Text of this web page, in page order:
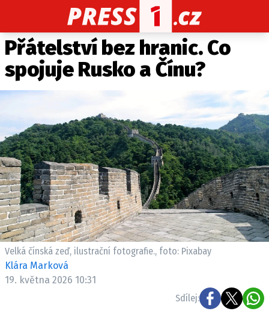
CELEBRITY NOVINKY SPORT POČASÍ
Máte příběh, fotku nebo video?
O NÁS
O REDAKCI
KONTAKT
VYDAVATEL
Přátelství bez hranic. Co
spojuje Rusko a Čínu?
Velká čínská zeď, ilustrační fotografie., foto: Pixabay
Klára Marková
19. května 2026 10:31
Sdílej: